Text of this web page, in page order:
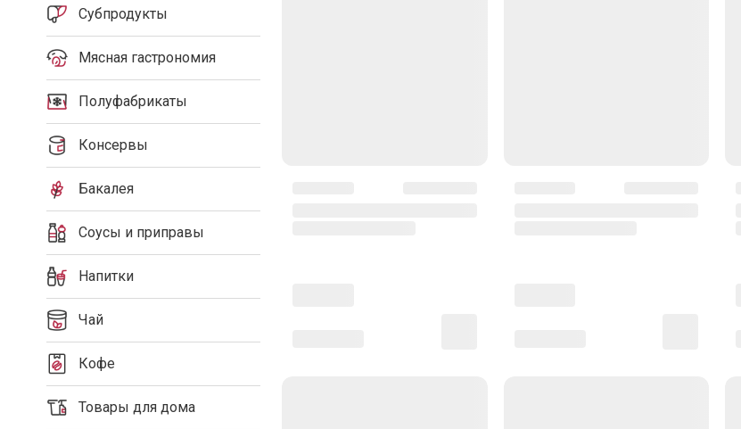
Субпродукты
Мясная гастрономия
Полуфабрикаты
Консервы
Бакалея
Соусы и приправы
Напитки
Чай
Кофе
Товары для дома